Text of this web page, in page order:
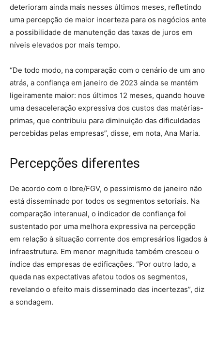
deterioram ainda mais nesses últimos meses, refletindo
uma percepção de maior incerteza para os negócios ante
a possibilidade de manutenção das taxas de juros em
níveis elevados por mais tempo.
“De todo modo, na comparação com o cenário de um ano
atrás, a confiança em janeiro de 2023 ainda se mantém
ligeiramente maior: nos últimos 12 meses, quando houve
uma desaceleração expressiva dos custos das matérias-
primas, que contribuiu para diminuição das dificuldades
percebidas pelas empresas”, disse, em nota, Ana Maria.
Percepções diferentes
De acordo com o Ibre/FGV, o pessimismo de janeiro não
está disseminado por todos os segmentos setoriais. Na
comparação interanual, o indicador de confiança foi
sustentado por uma melhora expressiva na percepção
em relação à situação corrente dos empresários ligados à
infraestrutura. Em menor magnitude também cresceu o
índice das empresas de edificações. “Por outro lado, a
queda nas expectativas afetou todos os segmentos,
revelando o efeito mais disseminado das incertezas”, diz
a sondagem.